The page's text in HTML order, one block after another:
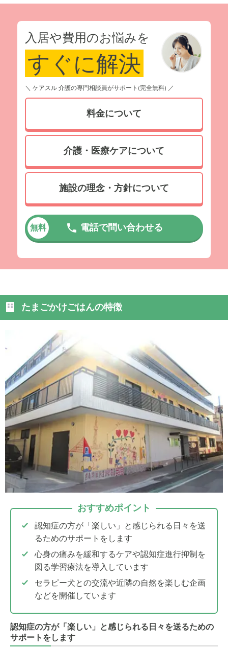
入居や費用のお悩みを
すぐに解決
＼ ケアスル 介護の専門相談員がサポート(完全無料) ／
料金について
介護・医療ケアについて
施設の理念・方針について
無料 電話で問い合わせる
たまごかけごはんの特徴
おすすめポイント
認知症の方が「楽しい」と感じられる日々を送
るためのサポートをします
心身の痛みを緩和するケアや認知症進行抑制を
図る学習療法を導入しています
セラピー犬との交流や近隣の自然を楽しむ企画
などを開催しています
認知症の方が「楽しい」と感じられる日々を送るための
サポートをします